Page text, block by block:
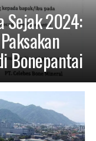
Sejak 2024:
Bonepantai